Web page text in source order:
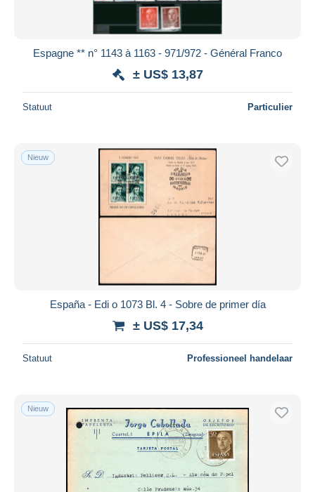
Espagne ** n° 1143 à 1163 - 971/972 - Général Franco
± US$ 13,87
Statuut Particulier
Nieuw
España - Edi o 1073 Bl. 4 - Sobre de primer día
± US$ 17,34
Statuut Professioneel handelaar
Nieuw